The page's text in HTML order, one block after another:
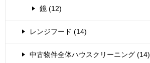
鏡 (12)
レンジフード (14)
中古物件全体ハウスクリーニング (14)